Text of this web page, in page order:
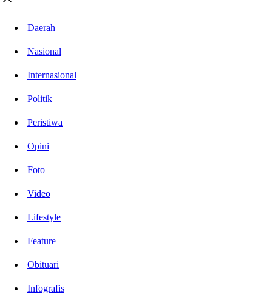
Daerah
Nasional
Internasional
Politik
Peristiwa
Opini
Foto
Video
Lifestyle
Feature
Obituari
Infografis